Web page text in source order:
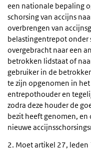
een nationale bepaling
schorsing van accijns
overbrengen van
belastingentrepot onder
overgebracht naar een
betrokken lidstaat of
gebruiker in de
te zijn opgenomen in
entrepothouder en
zodra deze houder de
bezit heeft genomen,
nieuwe
2. Moet artikel 27, leden